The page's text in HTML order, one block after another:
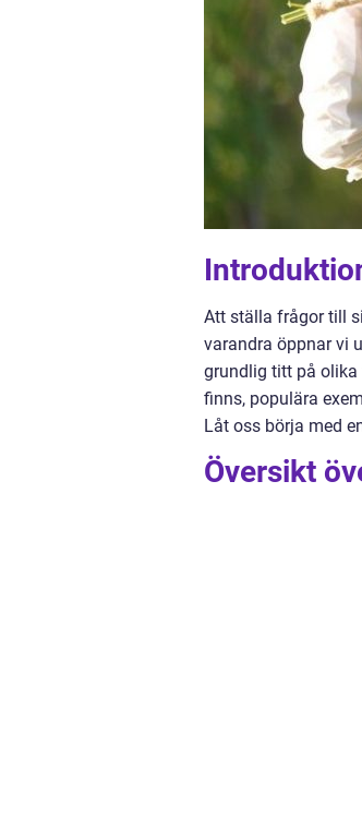
Att ställa frågor till
varandra öppnar vi
grundlig titt på olika
finns, populära
Låt oss börja med
Översikt